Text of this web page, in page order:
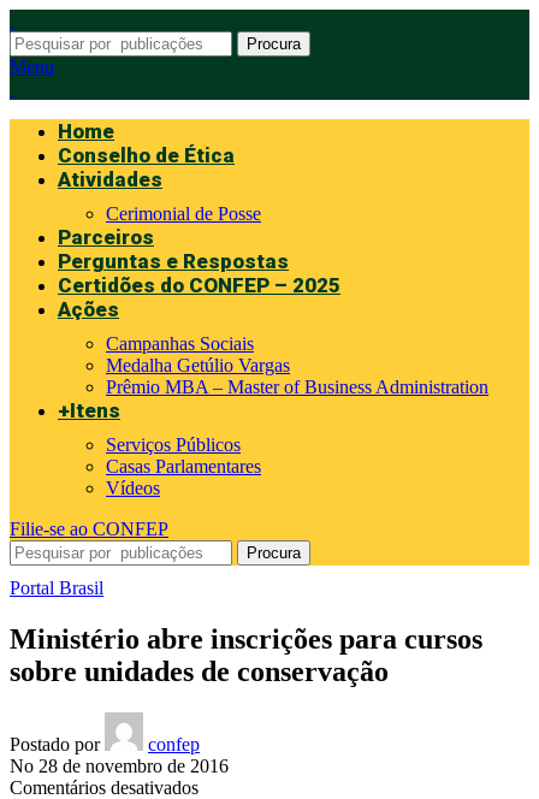
Procura
Menu
Home
Conselho de Ética
Atividades
Cerimonial de Posse
Parceiros
Perguntas e Respostas
Certidões do CONFEP – 2025
Ações
Campanhas Sociais
Medalha Getúlio Vargas
Prêmio MBA – Master of Business Administration
+Itens
Serviços Públicos
Casas Parlamentares
Vídeos
Filie-se ao CONFEP
Procura
Portal Brasil
Ministério abre inscrições para cursos
sobre unidades de conservação
Postado por
confep
No 28 de novembro de 2016
Comentários desativadosem